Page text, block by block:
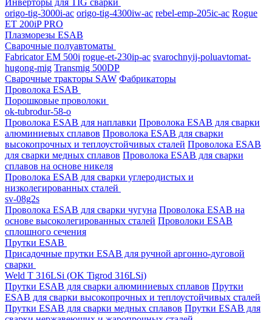
Инверторы для TIG сварки
origo-tig-3000i-ac origo-tig-4300iw-ac rebel-emp-205ic-ac Rogue
ET 200iP PRO
Плазморезы ESAB
Сварочные полуавтоматы
Fabricator EM 500i rogue-et-230ip-ac svarochnyij-poluavtomat-
hugong-mig Transmig 500DP
Сварочные тракторы SAW Фабрикаторы
Проволока ESAB
Порошковые проволоки
ok-tubrodur-58-o
Проволока ESAB для наплавки Проволока ESAB для сварки
алюминиевых сплавов Проволока ESAB для сварки
высокопрочных и теплоустойчивых сталей Проволока ESAB
для сварки медных сплавов Проволока ESAB для сварки
сплавов на основе никеля
Проволока ESAB для сварки углеродистых и
низколегированных сталей
sv-08g2s
Проволока ESAB для сварки чугуна Проволока ESAB на
основе высоколегированных сталей Проволоки ESAB
сплошного сечения
Прутки ESAB
Присадочные прутки ESAB для ручной аргонно-дуговой
сварки
Weld T 316LSi (OK Tigrod 316LSi)
Прутки ESAB для сварки алюминиевых сплавов Прутки
ESAB для сварки высокопрочных и теплоустойчивых сталей
Прутки ESAB для сварки медных сплавов Прутки ESAB для